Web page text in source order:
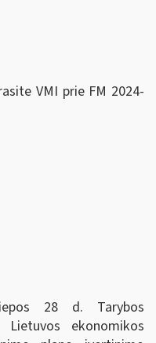
VMI prie FM 2024-
28 d. Tarybos
ekonomikos